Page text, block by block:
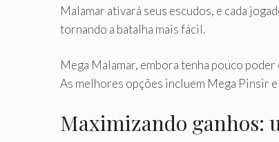
Malamar ativará seus escudos, e cada
tornando a batalha mais fácil.
Mega Malamar, embora tenha pouco
As melhores opções incluem Mega Pinsir
Maximizando ganhos: